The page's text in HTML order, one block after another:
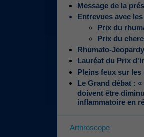
Message de la
Entrevues avec
Prix du
Prix du
Rhumato-
Lauréat du Prix
Pleins feux sur les
Le Grand débat :
doivent être
inflammatoire en
Arthroscope